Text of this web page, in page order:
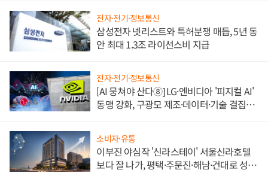
전자·전기·정보통신
삼성전자 넷리스트와 특허분쟁 매듭, 5년 동
안 최대 1.3조 라이선스비 지급
전자·전기·정보통신
[AI 뭉쳐야 산다⑧] LG·엔비디아 '피지컬 AI'
동맹 강화, 구광모 제조·데이터·기술 결집
소비자·유통
이부진 야심작 '신라스테이' 서울신라호텔
보다 잘 나가, 평택·주문진·해남·건대로 성